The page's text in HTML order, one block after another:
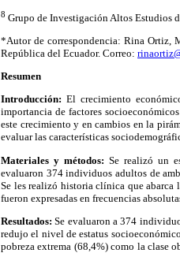
8 Grupo de Investigación Altos Estudios
*Autor de correspondencia: Rina Ortiz,
República del Ecuador. Correo:
Resumen
Introducción: El crecimiento
importancia de factores
este crecimiento y en cambios en la
evaluar las características
Materiales y métodos: Se realizó un
evaluaron 374 individuos adultos de
Se les realizó historia clínica que abarca
fueron expresadas en frecuencias
Resultados: Se evaluaron a 374
redujo el nivel de estatus
pobreza extrema (68,4%) como la clase